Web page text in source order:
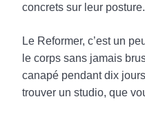
concrets sur leur posture.
Le Reformer, c’est un
le corps sans jamais
canapé pendant dix
trouver un studio, que